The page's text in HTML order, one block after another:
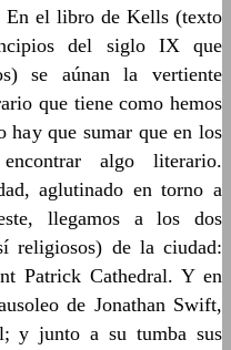
En el libro de Kells (texto
del siglo IX que
se aúnan la vertiente
que tiene como hemos
hay que sumar que en los
algo literario.
aglutinado en torno a
llegamos a los dos
religiosos) de la ciudad:
Patrick Cathedral. Y en
de Jonathan Swift,
y junto a su tumba sus